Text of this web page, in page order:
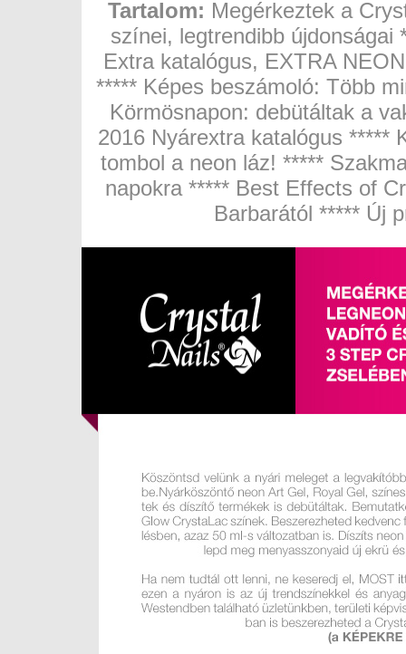
Tartalom: Megérkeztek a
színei, legtrendibb újdonságai
Extra katalógus, EXTRA
***** Képes beszámoló: Több
Körmösnapon: debütáltak a
2016 Nyárextra katalógus *****
tombol a neon láz! *****
napokra ***** Best Effects of
Barbarától ***** Új